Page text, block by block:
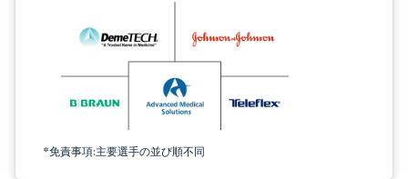
*免責事項:主要選手の並び順不同